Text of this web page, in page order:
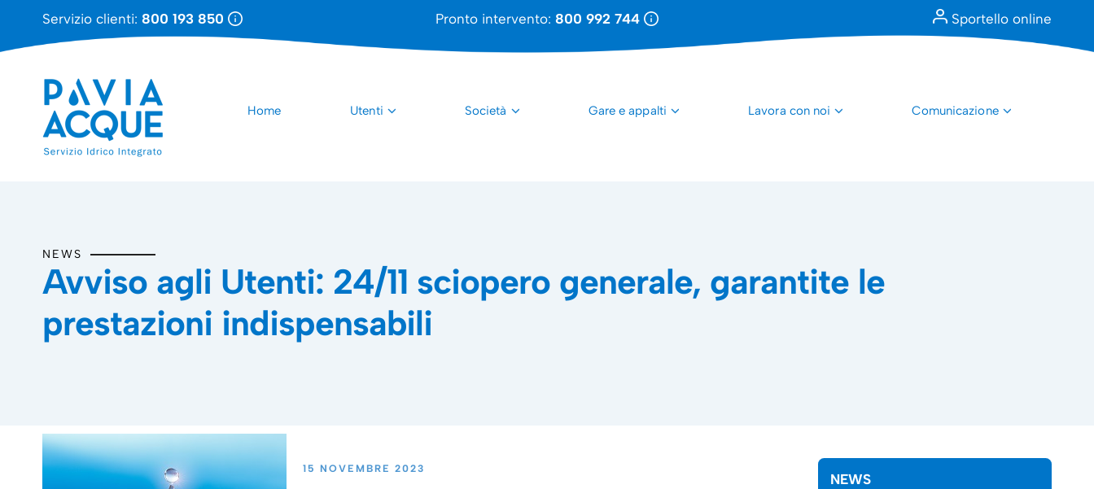
Servizio clienti: 800 193 850 Pronto intervento: 800 992 744 Sportello online
Home Utenti Società Gare e appalti Lavora con noi Comunicazione
NEWS
Avviso agli Utenti: 24/11 sciopero generale, garantite le
prestazioni indispensabili
15 NOVEMBRE 2023
NEWS